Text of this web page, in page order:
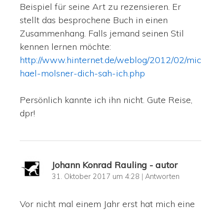
Beispiel für seine Art zu rezensieren. Er
stellt das besprochene Buch in einen
Zusammenhang. Falls jemand seinen Stil
kennen lernen möchte:
http://www.hinternet.de/weblog/2012/02/mic
hael-molsner-dich-sah-ich.php
Persönlich kannte ich ihn nicht. Gute Reise,
dpr!
Johann Konrad Rauling - autor
31. Oktober 2017 um 4:28 | Antworten
Vor nicht mal einem Jahr erst hat mich eine